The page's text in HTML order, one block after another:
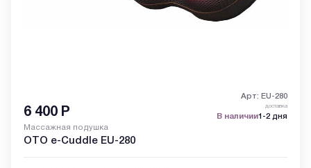
Арт: EU-280
6 400 Р доставка
В наличии1-2 дня
Массажная подушка
ОТО e-Cuddle EU-280